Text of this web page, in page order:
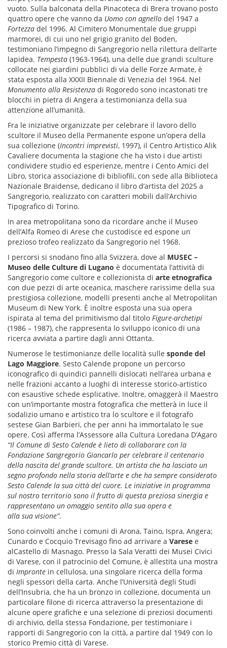
vuoto. Sulla balconata della Pinacoteca di Brera trovano posto
quattro opere che vanno da Uomo con agnello del 1947 a
Fortezza del 1996. Al Cimitero Monumentale due gruppi
marmorei, di cui uno nel grigio granito del Boden,
testimoniano l’impegno di Sangregorio nella rilettura dell’arte
lapidea. Tempesta (1963-1964), una delle due grandi sculture
collocate nei giardini pubblici di via delle Forze Armate, è
stata esposta alla XXXII Biennale di Venezia del 1964. Nel
Monumento alla Resistenza di Rogoredo sono incastonati tre
blocchi in pietra di Angera a testimonianza della sua
attenzione all’umanità.
Fra le iniziative organizzate per celebrare il lavoro dello
scultore il Museo della Permanente espone un’opera della
sua collezione (Incontri imprevisti, 1997), il Centro Artistico Alik
Cavaliere documenta la stagione che ha visto i due artisti
condividere studio ed esperienze, mentre i Cento Amici del
Libro, storica associazione di bibliofili, con sede alla Biblioteca
Nazionale Braidense, dedicano il libro d’artista del 2025 a
Sangregorio, realizzato con caratteri mobili dall’Archivio
Tipografico di Torino.
In area metropolitana sono da ricordare anche il Museo
dell’Alfa Romeo di Arese che custodisce ed espone un
prezioso trofeo realizzato da Sangregorio nel 1968.
I percorsi si snodano fino alla Svizzera, dove al MUSEC –
Museo delle Culture di Lugano è documentata l’attività di
Sangregorio come cultore e collezionista di arte etnografica
con due pezzi di arte oceanica, maschere rarissime della sua
prestigiosa collezione, modelli presenti anche al Metropolitan
Museum di New York. È inoltre esposta una sua opera
ispirata al tema del primitivismo dal titolo Figure-archetipi
(1986 – 1987), che rappresenta lo sviluppo iconico di una
ricerca avviata a partire dagli anni Ottanta.
Numerose le testimonianze delle località sulle sponde del
Lago Maggiore. Sesto Calende propone un percorso
iconografico di quindici pannelli dislocati nell’area urbana e
nelle frazioni accanto a luoghi di interesse storico-artistico
con esaustive schede esplicative. Inoltre, omaggerà il Maestro
con un’importante mostra fotografica che metterà in luce il
sodalizio umano e artistico tra lo scultore e il fotografo
sestese Gian Barbieri, che per anni ha immortalato le sue
opere. Così afferma l’Assessore alla Cultura Loredana D’Agaro
“Il Comune di Sesto Calende è lieto di collaborare con la
Fondazione Sangregorio Giancarlo per celebrare il centenario
della nascita del grande scultore. Un artista che ha lasciato un
segno profondo nella storia dell’arte e che ha sempre considerato
Sesto Calende la sua città del cuore. Le iniziative in programma
sul nostro territorio sono il frutto di questa preziosa sinergia e
rappresentano un omaggio sentito alla sua opera e
alla sua visione”.
Sono coinvolti anche i comuni di Arona, Taino, Ispra, Angera;
Cunardo e Cocquio Trevisago fino ad arrivare a Varese e
alCastello di Masnago. Presso la Sala Veratti dei Musei Civici
di Varese, con il patrocinio del Comune, è allestita una mostra
di Impronte in cellulosa, una singolare ricerca della forma
negli spessori della carta. Anche l’Università degli Studi
dell’Insubria, che ha un bronzo in collezione, documenta un
particolare filone di ricerca attraverso la presentazione di
alcune opere grafiche e una selezione di preziosi documenti
di archivio, della stessa Fondazione, per testimoniare i
rapporti di Sangregorio con la città, a partire dal 1949 con lo
storico Premio città di Varese.